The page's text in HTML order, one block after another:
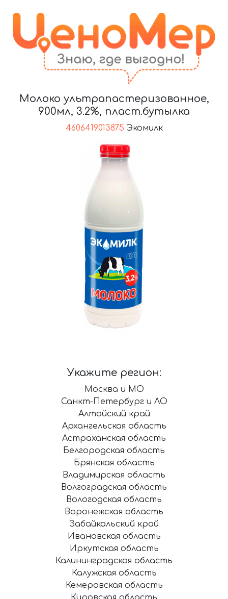
Молоко ультрапастеризованное,
900мл, 3.2%, пласт.бутылка
4606419013875 Экомилк
Укажите регион:
Москва и МО
Санкт-Петербург и ЛО
Алтайский край
Архангельская область
Астраханская область
Белгородская область
Брянская область
Владимирская область
Волгоградская область
Вологодская область
Воронежская область
Забайкальский край
Ивановская область
Иркутская область
Калининградская область
Калужская область
Кемеровская область